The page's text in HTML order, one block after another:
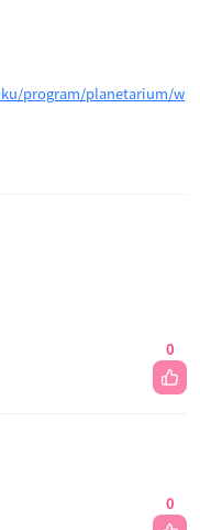
program/planetarium/w
0
0